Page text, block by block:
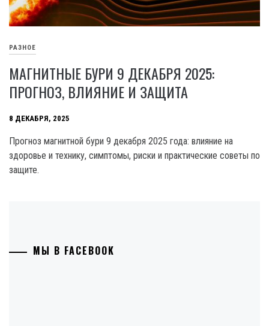
РАЗНОЕ
МАГНИТНЫЕ БУРИ 9 ДЕКАБРЯ 2025:
ПРОГНОЗ, ВЛИЯНИЕ И ЗАЩИТА
8 ДЕКАБРЯ, 2025
Прогноз магнитной бури 9 декабря 2025 года: влияние на
здоровье и технику, симптомы, риски и практические советы по
защите.
МЫ В FACEBOOK